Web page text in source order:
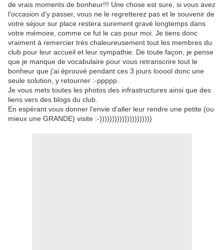
de vrais moments de bonheur!!! Une chose est sure, si vous avez
l'occasion d'y passer, vous ne le regretterez pas et le souvenir de
votre séjour sur place restera surement gravé longtemps dans
votre mémoire, comme ce fut le cas pour moi. Je tiens donc
vraiment à remercier très chaleureusement tout les membres du
club pour leur accueil et leur sympathie. De toute façon, je pense
que je manque de vocabulaire pour vous retranscrire tout le
bonheur que j'ai éprouvé pendant ces 3 jours looool donc une
seule solution, y retourner :-ppppp.
Je vous mets toutes les photos des infrastructures ainsi que des
liens vers des blogs du club.
En espérant vous donner l'envie d'aller leur rendre une petite (ou
mieux une GRANDE) visite :-)))))))))))))))))))))